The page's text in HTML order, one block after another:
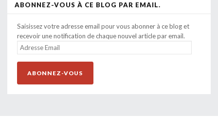
ABONNEZ-VOUS À CE BLOG PAR EMAIL.
Saisissez votre adresse email pour vous abonner à ce blog et
recevoir une notification de chaque nouvel article par email.
ADRESSE
EMAIL
ABONNEZ-VOUS